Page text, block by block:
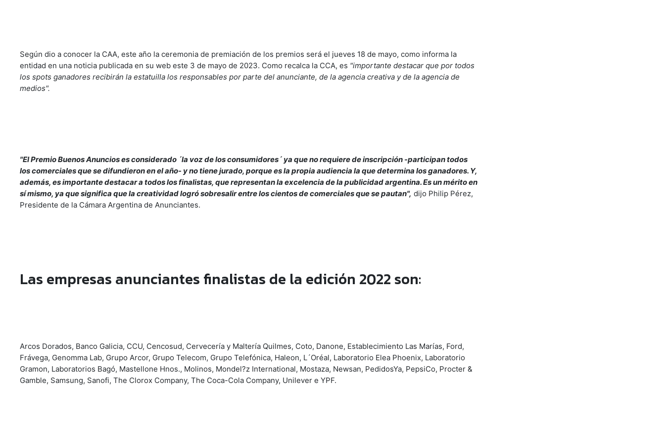
Según dio a conocer la CAA, este año la ceremonia de premiación de los premios será el jueves 18 de mayo, como informa la
entidad en una noticia publicada en su web este 3 de mayo de 2023. Como recalca la CCA, es "importante destacar que por todos
los spots ganadores recibirán la estatuilla los responsables por parte del anunciante, de la agencia creativa y de la agencia de
medios".
"El Premio Buenos Anuncios es considerado ´la voz de los consumidores´ ya que no requiere de inscripción -participan todos
los comerciales que se difundieron en el año- y no tiene jurado, porque es la propia audiencia la que determina los ganadores. Y,
además, es importante destacar a todos los finalistas, que representan la excelencia de la publicidad argentina. Es un mérito en
sí mismo, ya que significa que la creatividad logró sobresalir entre los cientos de comerciales que se pautan", dijo Philip Pérez,
Presidente de la Cámara Argentina de Anunciantes.
Las empresas anunciantes finalistas de la edición 2022 son:
Arcos Dorados, Banco Galicia, CCU, Cencosud, Cervecería y Maltería Quilmes, Coto, Danone, Establecimiento Las Marías, Ford,
Frávega, Genomma Lab, Grupo Arcor, Grupo Telecom, Grupo Telefónica, Haleon, L´Oréal, Laboratorio Elea Phoenix, Laboratorio
Gramon, Laboratorios Bagó, Mastellone Hnos., Molinos, Mondel?z International, Mostaza, Newsan, PedidosYa, PepsiCo, Procter &
Gamble, Samsung, Sanofi, The Clorox Company, The Coca-Cola Company, Unilever e YPF.